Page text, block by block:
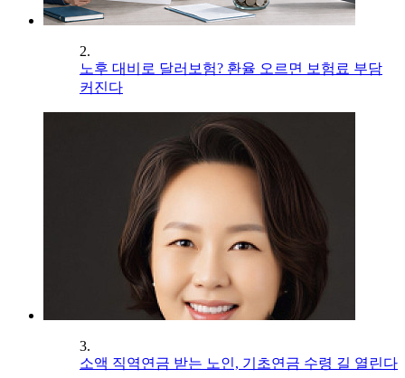
2.
노후 대비로 달러보험? 환율 오르면 보험료 부담
커진다
3.
소액 직역연금 받는 노인, 기초연금 수령 길 열린다